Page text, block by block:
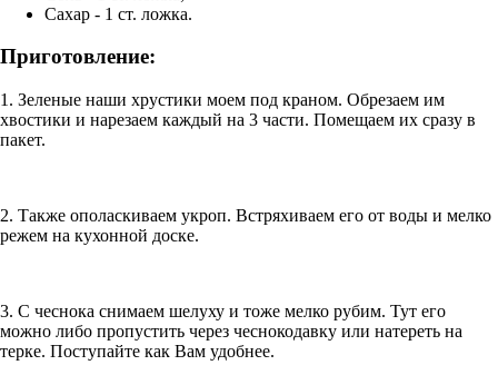
Сахар - 1 ст. ложка.
Приготовление:
1. Зеленые наши хрустики моем под краном. Обрезаем им
хвостики и нарезаем каждый на 3 части. Помещаем их сразу в
пакет.
2. Также ополаскиваем укроп. Встряхиваем его от воды и мелко
режем на кухонной доске.
3. С чеснока снимаем шелуху и тоже мелко рубим. Тут его
можно либо пропустить через чеснокодавку или натереть на
терке. Поступайте как Вам удобнее.